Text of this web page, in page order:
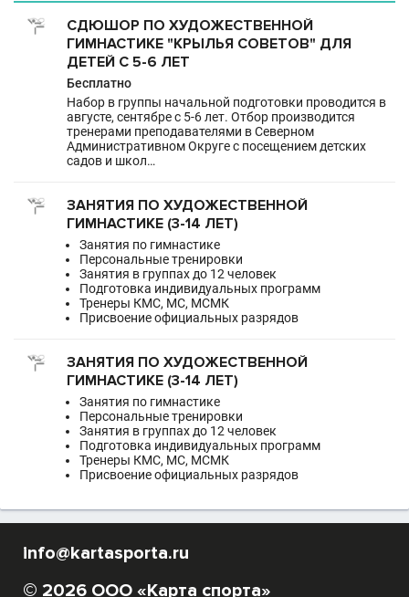
СДЮШОР ПО ХУДОЖЕСТВЕННОЙ
ГИМНАСТИКЕ "КРЫЛЬЯ СОВЕТОВ" ДЛЯ
ДЕТЕЙ С 5-6 ЛЕТ
Бесплатно
Набор в группы начальной подготовки проводится в
августе, сентябре с 5-6 лет. Отбор производится
тренерами преподавателями в Северном
Административном Округе с посещением детских
садов и школ…
ЗАНЯТИЯ ПО ХУДОЖЕСТВЕННОЙ
ГИМНАСТИКЕ (3-14 ЛЕТ)
Занятия по гимнастике
Персональные тренировки
Занятия в группах до 12 человек
Подготовка индивидуальных программ
Тренеры КМС, МС, МСМК
Присвоение официальных разрядов
ЗАНЯТИЯ ПО ХУДОЖЕСТВЕННОЙ
ГИМНАСТИКЕ (3-14 ЛЕТ)
Занятия по гимнастике
Персональные тренировки
Занятия в группах до 12 человек
Подготовка индивидуальных программ
Тренеры КМС, МС, МСМК
Присвоение официальных разрядов
info@kartasporta.ru
© 2026 ООО «Карта спорта»